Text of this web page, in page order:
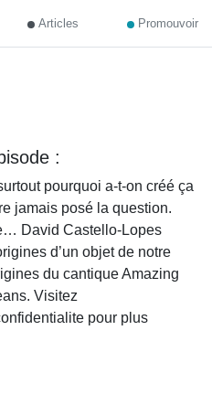
Articles Promouvoir
:
pourquoi a-t-on créé ça
jamais posé la question.
David Castello-Lopes
d’un objet de notre
du cantique Amazing
Visitez
pour plus